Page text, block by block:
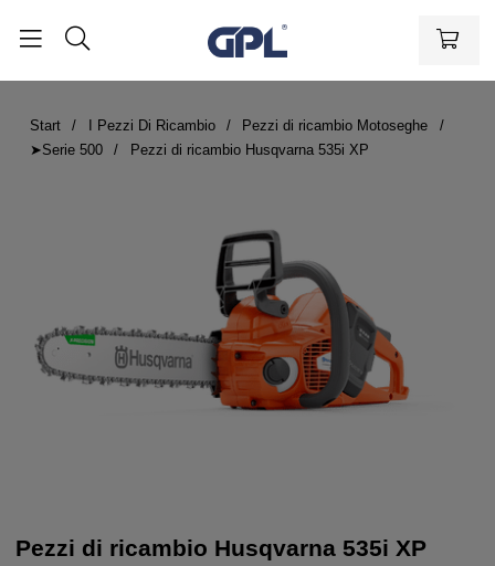
Start I Pezzi Di Ricambio
Pezzi di ricambio Motoseghe
➤Serie 500
Pezzi di ricambio Husqvarna 535i XP
Pezzi di ricambio Husqvarna 535i XP